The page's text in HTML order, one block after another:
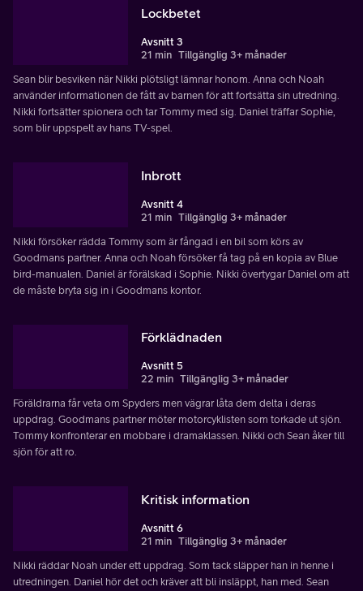
Lockbetet
Avsnitt 3
21 min Tillgänglig 3+ månader
Sean blir besviken när Nikki plötsligt lämnar honom. Anna och Noah
använder informationen de fått av barnen för att fortsätta sin utredning.
Nikki fortsätter spionera och tar Tommy med sig. Daniel träffar Sophie,
som blir uppspelt av hans TV-spel.
Inbrott
Avsnitt 4
21 min Tillgänglig 3+ månader
Nikki försöker rädda Tommy som är fångad i en bil som körs av
Goodmans partner. Anna och Noah försöker få tag på en kopia av Blue
bird-manualen. Daniel är förälskad i Sophie. Nikki övertygar Daniel om att
de måste bryta sig in i Goodmans kontor.
Förklädnaden
Avsnitt 5
22 min Tillgänglig 3+ månader
Föräldrarna får veta om Spyders men vägrar låta dem delta i deras
uppdrag. Goodmans partner möter motorcyklisten som torkade ut sjön.
Tommy konfronterar en mobbare i dramaklassen. Nikki och Sean åker till
sjön för att ro.
Kritisk information
Avsnitt 6
21 min Tillgänglig 3+ månader
Nikki räddar Noah under ett uppdrag. Som tack släpper han in henne i
utredningen. Daniel hör det och kräver att bli insläppt, han med. Sean